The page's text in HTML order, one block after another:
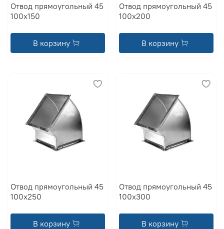
Отвод прямоугольный 45
100x150
В корзину
Отвод прямоугольный 45
100x200
В корзину
Отвод прямоугольный 45
100x250
В корзину
Отвод прямоугольный 45
100x300
В корзину